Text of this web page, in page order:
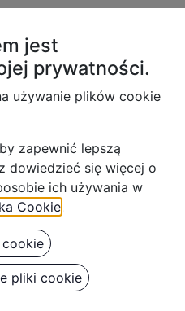
jest
prywatności.
używanie plików cookie
zapewnić lepszą
dowiedzieć się więcej o
ich używania w
Cookie
pliki cookie